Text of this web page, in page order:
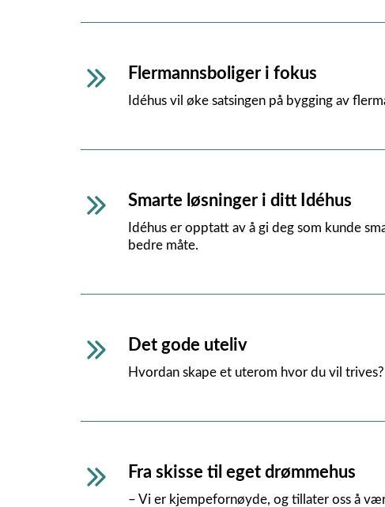
Flermannsboliger i fokus
Idéhus vil øke satsingen på bygging av
Smarte løsninger i ditt Idéhus
Idéhus er opptatt av å gi deg som kunde
bedre måte.
Det gode uteliv
Hvordan skape et uterom hvor du vil trives?
Fra skisse til eget drømmehus
– Vi er kjempefornøyde, og tillater oss å